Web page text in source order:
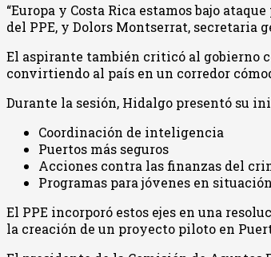
“Europa y Costa Rica estamos bajo
del PPE, y Dolors Montserrat, secretaria
El aspirante también criticó al gobierno
convirtiendo al país en un corredor
Durante la sesión, Hidalgo presentó su
Coordinación de inteligencia
Puertos más seguros
Acciones contra las finanzas del
Programas para jóvenes en
El PPE incorporó estos ejes en una
la creación de un proyecto piloto en